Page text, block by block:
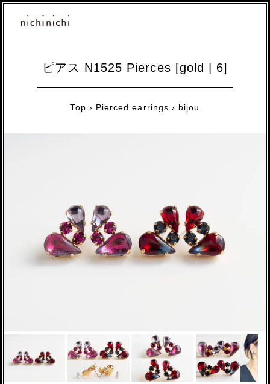
ピアス N1525 Pierces [gold | 6]
Top › Pierced earrings › bijou